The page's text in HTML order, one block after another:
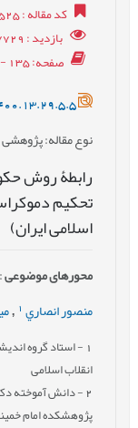
کد مقاله: 13990310237525
بازدید: 7729
صفحه: 135 - 164
نوع مقاله: پژوهشی
رابطۀ روش
تحکیم
اسلامی ایران)
محورهای موضوعی:
منصور انصاري ,
- استاد گروه
انقلاب اسلامی
2- دانش آموخته
پژوهشکده امام